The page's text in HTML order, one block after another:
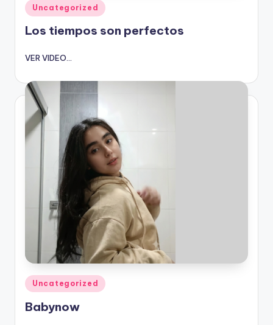
Publicado
en
Uncategorized
Los tiempos son perfectos
VER VIDEO...
Publicado
en
Uncategorized
Babynow